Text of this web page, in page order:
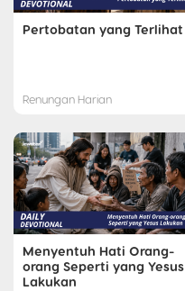
Pertobatan yang Terlihat
Renungan Harian
Menyentuh Hati Orang-
orang Seperti yang Yesus
Lakukan